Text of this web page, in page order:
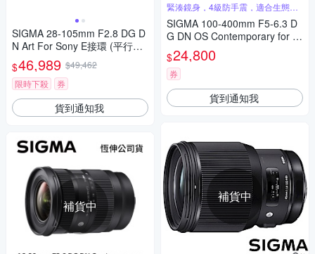
SIGMA 28-105mm F2.8 DG D
N Art For Sony E接環 (平行輸
入)
$46,989 $49,462
限時下殺
券
貨到通知我
補貨中
緊湊鏡身，4級防手震，適合生態、
飛羽攝影
SIGMA 100-400mm F5-6.3 D
G DN OS Contemporary for F
UJIFILM X 富士接環 (公司貨)
全片幅無反微單眼鏡頭 飛羽攝
影
$24,800
券
貨到通知我
補貨中